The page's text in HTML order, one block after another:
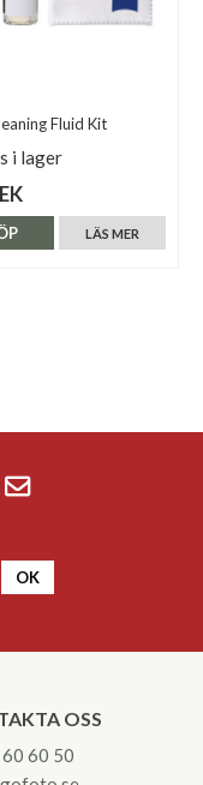
Fluid Kit
i lager
LÄS MER
OK
OSS
60 50